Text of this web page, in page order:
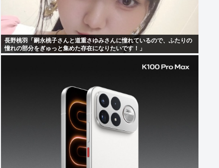
長野桃羽「嗣永桃子さんと道重さゆみさんに憧れているので、ふたりの
憧れの部分をぎゅっと集めた存在になりたいです！」